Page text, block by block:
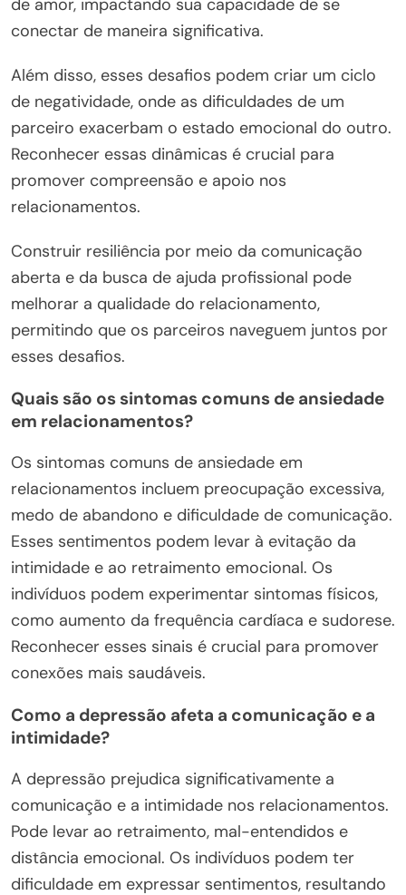
conectar de maneira significativa.
Além disso, esses desafios podem criar um ciclo
de negatividade, onde as dificuldades de um
parceiro exacerbam o estado emocional do outro.
Reconhecer essas dinâmicas é crucial para
promover compreensão e apoio nos
relacionamentos.
Construir resiliência por meio da comunicação
aberta e da busca de ajuda profissional pode
melhorar a qualidade do relacionamento,
permitindo que os parceiros naveguem juntos por
esses desafios.
Quais são os sintomas comuns de ansiedade
em relacionamentos?
Os sintomas comuns de ansiedade em
relacionamentos incluem preocupação excessiva,
medo de abandono e dificuldade de comunicação.
Esses sentimentos podem levar à evitação da
intimidade e ao retraimento emocional. Os
indivíduos podem experimentar sintomas físicos,
como aumento da frequência cardíaca e sudorese.
Reconhecer esses sinais é crucial para promover
conexões mais saudáveis.
Como a depressão afeta a comunicação e a
intimidade?
A depressão prejudica significativamente a
comunicação e a intimidade nos relacionamentos.
Pode levar ao retraimento, mal-entendidos e
distância emocional. Os indivíduos podem ter
dificuldade em expressar sentimentos, resultando